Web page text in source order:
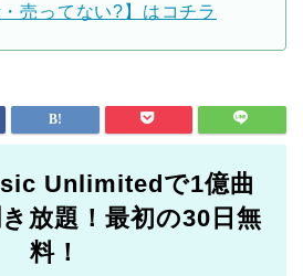
売ってない?】はコチラ
Unlimitedで1億曲
放題！最初の30日無
料！